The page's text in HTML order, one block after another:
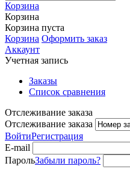
Корзина
Корзина
Корзина пуста
Корзина Оформить заказ
Аккаунт
Учетная запись
Заказы
Список сравнения
Отслеживание заказа
Отслеживание заказа
ВойтиРегистрация
E-mail
ПарольЗабыли пароль?